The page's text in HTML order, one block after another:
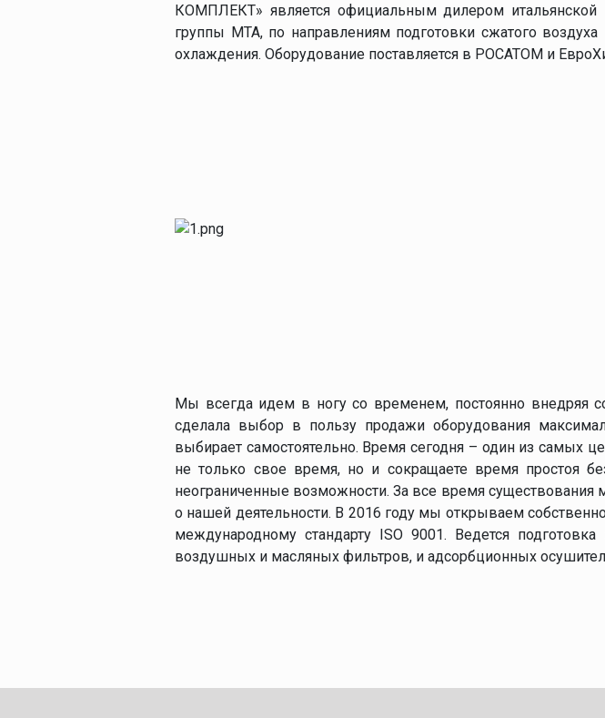
КОМПЛЕКТ» является официальным дилером итальянской
группы MTA, по направлениям подготовки сжатого
охлаждения. Оборудование поставляется в РОСАТОМ и
Мы всегда идем в ногу со временем, постоянно внедряя
сделала выбор в пользу продажи оборудования
выбирает самостоятельно. Время сегодня – один из самых
не только свое время, но и сокращаете время простоя
неограниченные возможности. За все время существования
о нашей деятельности. В 2016 году мы открываем
международному стандарту ISO 9001. Ведется
воздушных и масляных фильтров, и адсорбционных